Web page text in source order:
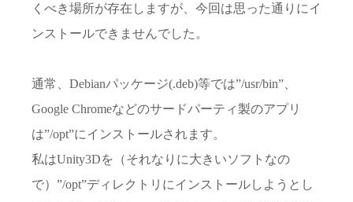
くべき場所が存在しますが、今回は思った通りにイ
ンストールできませんでした。
通常、Debianパッケージ(.deb)等では”/usr/bin”、
Google Chromeなどのサードパーティ製のアプリ
は”/opt”にインストールされます。
私はUnity3Dを（それなりに大きいソフトなの
で）”/opt”ディレクトリにインストールしようとし